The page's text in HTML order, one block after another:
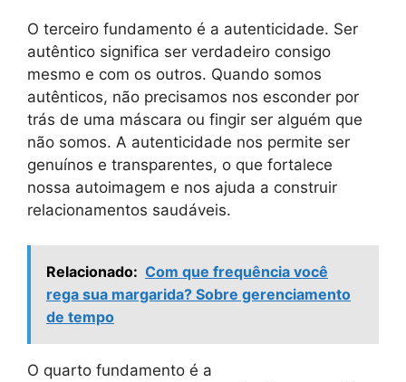
O terceiro fundamento é a autenticidade. Ser
autêntico significa ser verdadeiro consigo
mesmo e com os outros. Quando somos
autênticos, não precisamos nos esconder por
trás de uma máscara ou fingir ser alguém que
não somos. A autenticidade nos permite ser
genuínos e transparentes, o que fortalece
nossa autoimagem e nos ajuda a construir
relacionamentos saudáveis.
Relacionado: Com que frequência você
rega sua margarida? Sobre gerenciamento
de tempo
O quarto fundamento é a